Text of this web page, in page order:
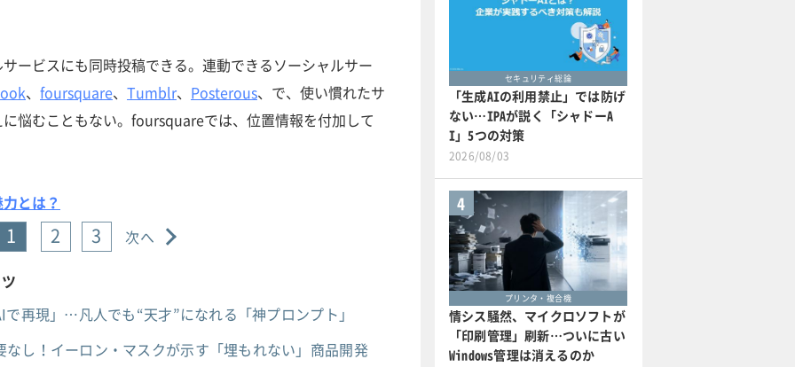
ビスにも同時投稿できる。連動できるソーシャルサー
、 foursquare、 Tumblr、 Posterous、で、使い慣れたサ
悩むこともない。foursquareでは、位置情報を付加して
とは？
1 2 3 次へ
再現」…凡人でも“天才”になれる「神プロンプト」
し！イーロン・マスクが示す「埋もれない」商品開発
セキュリティ総論
「生成AIの利用禁止」では防げ
ない…IPAが説く「シャドーA
I」5つの対策
2026/08/03
4
プリンタ・複合機
情シス騒然、マイクロソフトが
「印刷管理」刷新…ついに古い
Windows管理は消えるのか